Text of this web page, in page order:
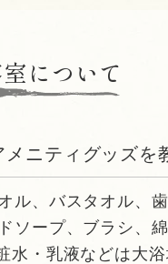
について
ニティグッズを
ル、バスタオル、
ソープ、ブラシ、
水・乳液などは大浴